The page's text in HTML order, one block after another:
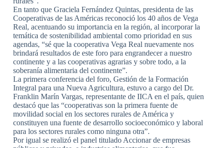
En tanto que Graciela Fernández Quintas, presidenta de las
Cooperativas de las Américas reconoció los 40 años de Vega
Real, acentuando su importancia en la región, al incorporar la
temática de sostenibilidad ambiental como prioridad en sus
agendas, “sé que la cooperativa Vega Real nuevamente nos
brindará resultados de este foro para engrandecer a nuestro
continente y a las cooperativas agrarias y sobre todo, a la
soberanía alimentaria del continente”.
La primera conferencia del foro, Gestión de la Formación
Integral para una Nueva Agricultura, estuvo a cargo del Dr.
Franklin Marín Vargas, representante de IICA en el país, quien
destacó que las “cooperativas son la primera fuente de
movilidad social en los sectores rurales de América y
constituyen una fuente de desarrollo socioeconómico y laboral
para los sectores rurales como ninguna otra”.
Por igual se realizó el panel titulado Accionar de empresas